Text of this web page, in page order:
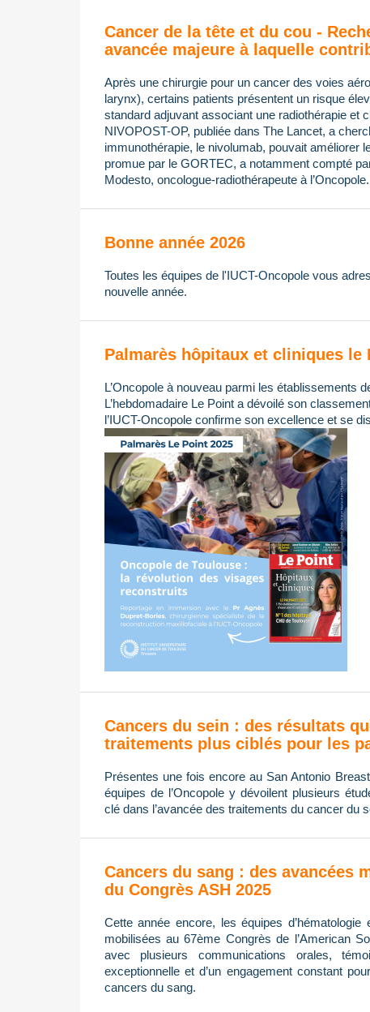
Cancer de la tête et du cou -
avancée majeure à laquelle
Après une chirurgie pour un cancer des voies
larynx), certains patients présentent un risque
standard adjuvant associant une radiothérapie et
NIVOPOST-OP, publiée dans The Lancet, a
immunothérapie, le nivolumab, pouvait améliorer
promue par le GORTEC, a notamment compté
Modesto, oncologue-radiothérapeute à l’Oncopole.
Bonne année 2026
Toutes les équipes de l'IUCT-Oncopole vous
nouvelle année.
Palmarès hôpitaux et cliniques le
L’Oncopole à nouveau parmi les établissements
L’hebdomadaire Le Point a dévoilé son
l’IUCT-Oncopole confirme son excellence et se
Cancers du sein : des résultats
traitements plus ciblés pour les
Présentes une fois encore au San Antonio
équipes de l’Oncopole y dévoilent plusieurs
clé dans l’avancée des traitements du cancer du
Cancers du sang : des avancées
du Congrès ASH 2025
Cette année encore, les équipes
mobilisées au 67ème Congrès de l’American
avec plusieurs communications orales,
exceptionnelle et d’un engagement constant
cancers du sang.